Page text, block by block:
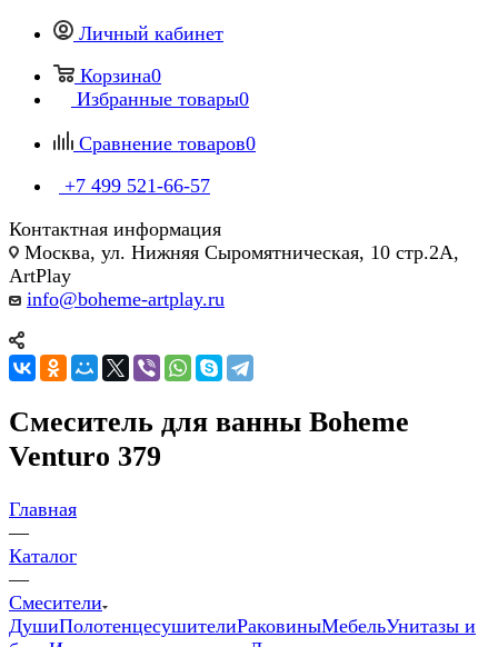
Личный кабинет
Корзина0
Избранные товары0
Сравнение товаров0
+7 499 521-66-57
Контактная информация
Москва, ул. Нижняя Сыромятническая, 10 стр.2А,
ArtPlay
info@boheme-artplay.ru
Смеситель для ванны Boheme
Venturo 379
Главная
—
Каталог
—
Смесители
ДушиПолотенцесушителиРаковиныМебельУнитазы и